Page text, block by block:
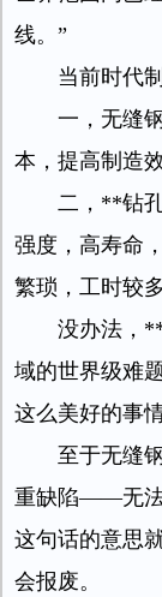
线。”
当前时代
一，无缝
本，提高制造
二，**钻
强度，高寿命
繁琐，工时较
没办法，
域的世界级难
这么美好的事情
至于无缝
重缺陷——无法
这句话的意思
会报废。